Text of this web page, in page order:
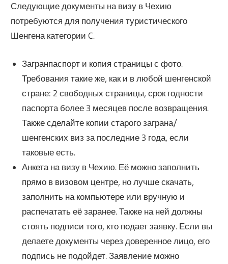
Следующие документы на визу в Чехию
потребуются для получения туристического
Шенгена категории C.
Загранпаспорт и копия страницы с фото.
Требования такие же, как и в любой шенгенской
стране: 2 свободных страницы, срок годности
паспорта более 3 месяцев после возвращения.
Также сделайте копии старого заграна/
шенгенских виз за последние 3 года, если
таковые есть.
Анкета на визу в Чехию. Её можно заполнить
прямо в визовом центре, но лучше скачать,
заполнить на компьютере или вручную и
распечатать её заранее. Также на ней должны
стоять подписи того, кто подает заявку. Если вы
делаете документы через доверенное лицо, его
подпись не подойдет. Заявление можно